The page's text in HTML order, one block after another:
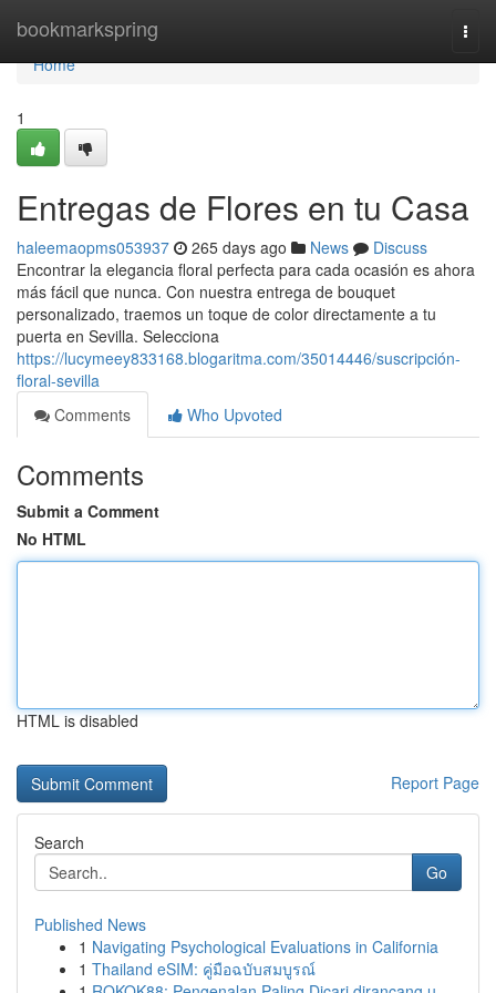
bookmarkspring
Home
Home
1
Entregas de Flores en tu Casa
haleemaopms053937 265 days ago News
Discuss
Encontrar la elegancia floral perfecta para cada ocasión es ahora
más fácil que nunca. Con nuestra entrega de bouquet
personalizado, traemos un toque de color directamente a tu
puerta en Sevilla. Selecciona
https://lucymeey833168.blogaritma.com/35014446/suscripción-
floral-sevilla
Comments
Who Upvoted
Comments
Submit a Comment
No HTML
HTML is disabled
Report Page
Search
Go
Published News
1 Navigating Psychological Evaluations in California
1 Thailand eSIM: คู่มือฉบับสมบูรณ์